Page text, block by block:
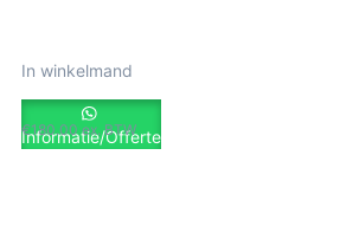
€180.00 ex. BTW
In winkelmand
Informatie/Offerte